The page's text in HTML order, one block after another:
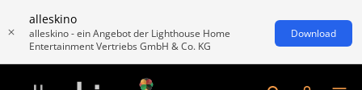
alleskino
alleskino - ein Angebot der Lighthouse Home
Entertainment Vertriebs GmbH & Co. KG
Download